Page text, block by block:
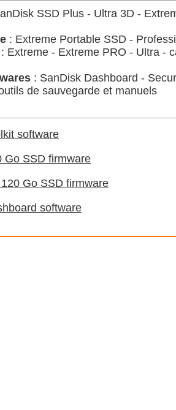
SSD Plus - Ultra 3D -
: Extreme Portable SSD -
: Extreme - Extreme PRO - Ultra -
: SanDisk Dashboard -
de sauvegarde et manuels
software
Go SSD firmware
Go SSD firmware
software